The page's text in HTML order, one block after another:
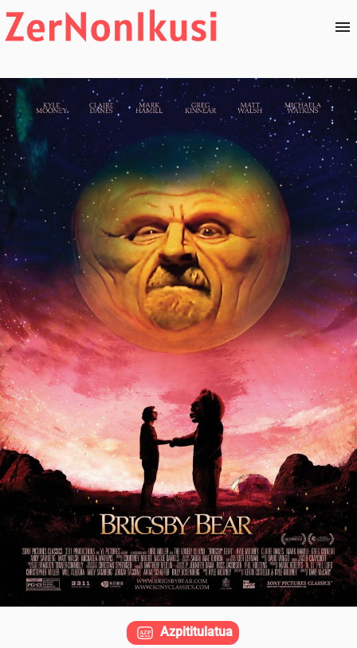
Azpititulatua